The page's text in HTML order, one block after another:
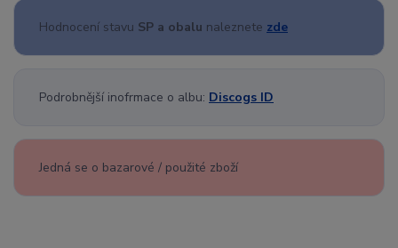
Hodnocení stavu SP a obalu naleznete zde
Podrobnější inofrmace o albu: Discogs ID
Jedná se o bazarové / použité zboží